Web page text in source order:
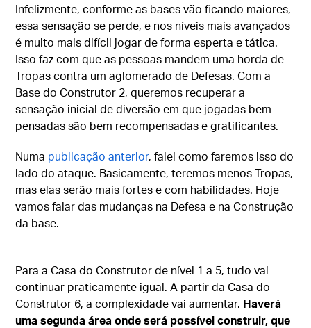
Infelizmente, conforme as bases vão ficando maiores,
essa sensação se perde, e nos níveis mais avançados
é muito mais difícil jogar de forma esperta e tática.
Isso faz com que as pessoas mandem uma horda de
Tropas contra um aglomerado de Defesas. Com a
Base do Construtor 2, queremos recuperar a
sensação inicial de diversão em que jogadas bem
pensadas são bem recompensadas e gratificantes.
Numa publicação anterior, falei como faremos isso do
lado do ataque. Basicamente, teremos menos Tropas,
mas elas serão mais fortes e com habilidades. Hoje
vamos falar das mudanças na Defesa e na Construção
da base.
Para a Casa do Construtor de nível 1 a 5, tudo vai
continuar praticamente igual. A partir da Casa do
Construtor 6, a complexidade vai aumentar. Haverá
uma segunda área onde será possível construir, que